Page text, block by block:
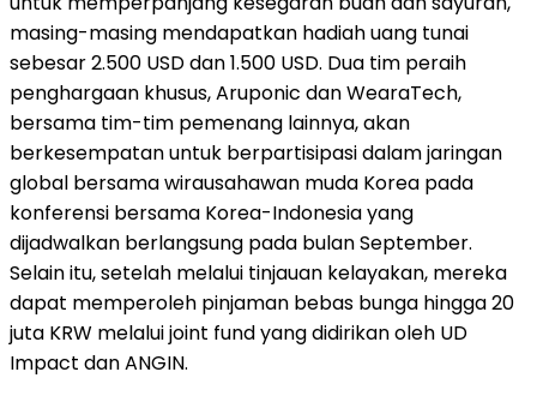
masing-masing mendapatkan hadiah uang tunai
sebesar 2.500 USD dan 1.500 USD. Dua tim peraih
penghargaan khusus, Aruponic dan WearaTech,
bersama tim-tim pemenang lainnya, akan
berkesempatan untuk berpartisipasi dalam jaringan
global bersama wirausahawan muda Korea pada
konferensi bersama Korea-Indonesia yang
dijadwalkan berlangsung pada bulan September.
Selain itu, setelah melalui tinjauan kelayakan, mereka
dapat memperoleh pinjaman bebas bunga hingga 20
juta KRW melalui joint fund yang didirikan oleh UD
Impact dan ANGIN.